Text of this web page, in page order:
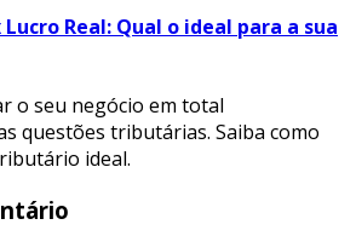
Real: Qual o ideal para a sua
o seu negócio em total
questões tributárias. Saiba como
ideal.